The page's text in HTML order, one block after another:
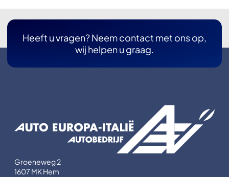
Heeft u vragen? Neem contact met ons op,
wij helpen u graag.
Groeneweg 2
1607 MK Hem